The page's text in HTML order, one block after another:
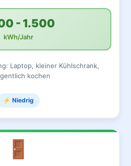
- 1.500
kWh/Jahr
Laptop, kleiner Kühlschrank,
kochen
⚡ Niedrig
🚪